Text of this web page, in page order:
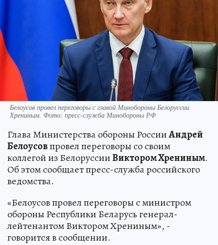
Белоусов провел переговоры с главой Минобороны Белоруссии
Хрениным. Фото: пресс-служба Минобороны РФ
Глава Министерства обороны РоссииАндрей
Белоусовпровел переговоры со своим
коллегой из БелоруссииВиктором Хрениным.
Об этом сообщает пресс-служба российского
ведомства.
«Белоусов провел переговоры с министром
обороны Республики Беларусь генерал-
лейтенантом Виктором Хрениным», -
говорится в сообщении.